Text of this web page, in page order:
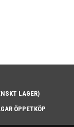
LAGER)
ÖPPETKÖP